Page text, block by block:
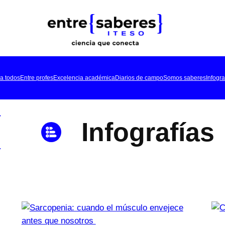
todosEntre profesExcelencia académicaDiarios de campoSomos saberes
Infografías